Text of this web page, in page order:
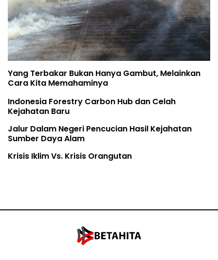
Yang Terbakar Bukan Hanya Gambut, Melainkan
Cara Kita Memahaminya
Indonesia Forestry Carbon Hub dan Celah
Kejahatan Baru
Jalur Dalam Negeri Pencucian Hasil Kejahatan
Sumber Daya Alam
Krisis Iklim Vs. Krisis Orangutan